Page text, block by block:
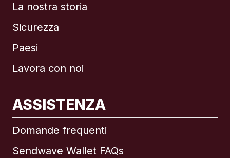
La nostra storia
Sicurezza
Paesi
Lavora con noi
ASSISTENZA
Domande frequenti
Sendwave Wallet FAQs
Internazionale English